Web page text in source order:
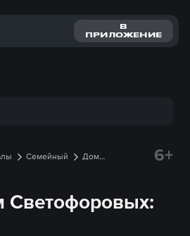
В
ПРИЛОЖЕНИЕ
Семейный
Дом
6+
Светофоровых: